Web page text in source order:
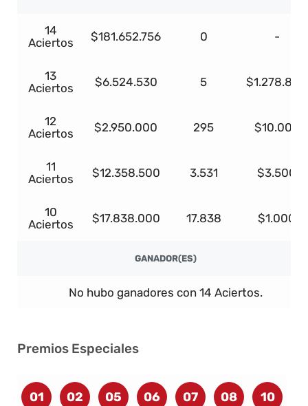
14
Aciertos
$181.652.756 0 -
13
Aciertos
$6.524.530 5 $1.278.808
12
Aciertos
$2.950.000 295 $10.000
11
Aciertos
$12.358.500 3.531 $3.500
10
Aciertos
$17.838.000 17.838 $1.000
GANADOR(ES)
No hubo ganadores con 14 Aciertos.
Premios Especiales
01 02 05 06 07 08 10